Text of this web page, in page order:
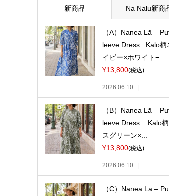
新商品 Na Nalu新商
（A）Nanea Lā –
leeve Dress −Kalo柄
イビー×ホワイト−
¥13,800(税込)
2026.06.10
（B）Nanea Lā –
leeve Dress − Kalo
スグリーン×...
¥13,800(税込)
2026.06.10
（C）Nanea Lā –